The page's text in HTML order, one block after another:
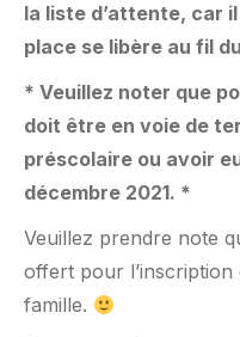
la liste d’attente, car
place se libère au fil
* Veuillez noter que
doit être en voie de
préscolaire ou avoir
décembre 2021. *
Veuillez prendre note
offert pour l’inscription
famille.